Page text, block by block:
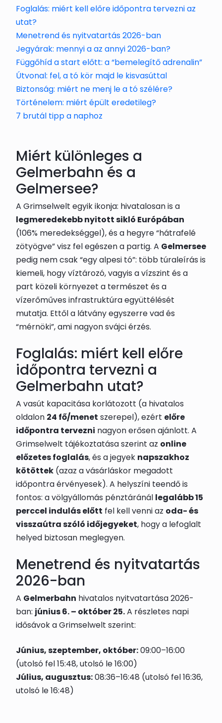
Foglalás: miért kell előre időpontra tervezni az
utat?
Menetrend és nyitvatartás 2026-ban
Jegyárak: mennyi a az annyi 2026-ban?
Függőhíd a start előtt: a “bemelegítő adrenalin”
Útvonal: fel, a tó kör majd le kisvasúttal
Biztonság: miért ne menj le a tó szélére?
Történelem: miért épült eredetileg?
7 brutál tipp a naphoz
Miért különleges a
Gelmerbahn és a
Gelmersee?
A Grimselwelt egyik ikonja: hivatalosan is a
legmeredekebb nyitott sikló Európában
(106% meredekséggel), és a hegyre “hátrafelé
zötyögve” visz fel egészen a partig. A Gelmersee
pedig nem csak “egy alpesi tó”: több túraleírás is
kiemeli, hogy víztározó, vagyis a vízszint és a
part közeli környezet a természet és a
vízerőműves infrastruktúra együttélését
mutatja. Ettől a látvány egyszerre vad és
“mérnöki”, ami nagyon svájci érzés.
Foglalás: miért kell előre
időpontra tervezni a
Gelmerbahn utat?
A vasút kapacitása korlátozott (a hivatalos
oldalon 24 fő/menet szerepel), ezért előre
időpontra tervezni nagyon erősen ajánlott. A
Grimselwelt tájékoztatása szerint az online
előzetes foglalás, és a jegyek napszakhoz
kötöttek (azaz a vásárláskor megadott
időpontra érvényesek). A helyszíni teendő is
fontos: a völgyállomás pénztáránál legalább 15
perccel indulás előtt fel kell venni az oda- és
visszaútra szóló időjegyeket, hogy a lefoglalt
helyed biztosan meglegyen.
Menetrend és nyitvatartás
2026-ban
A Gelmerbahn hivatalos nyitvatartása 2026-
ban: június 6. – október 25.A részletes napi
idősávok a Grimselwelt szerint:
Június, szeptember, október:09:00–16:00
(utolsó fel 15:48, utolsó le 16:00)
Július, augusztus:08:36–16:48 (utolsó fel 16:36,
utolsó le 16:48)